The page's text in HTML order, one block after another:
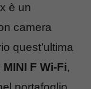
è un
camera
quest’ultima
MINI F Wi-Fi,